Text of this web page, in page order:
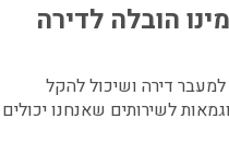
הובלה לדירה
דירה ושיכול להקל
לשירותים שאנחנו יכולים